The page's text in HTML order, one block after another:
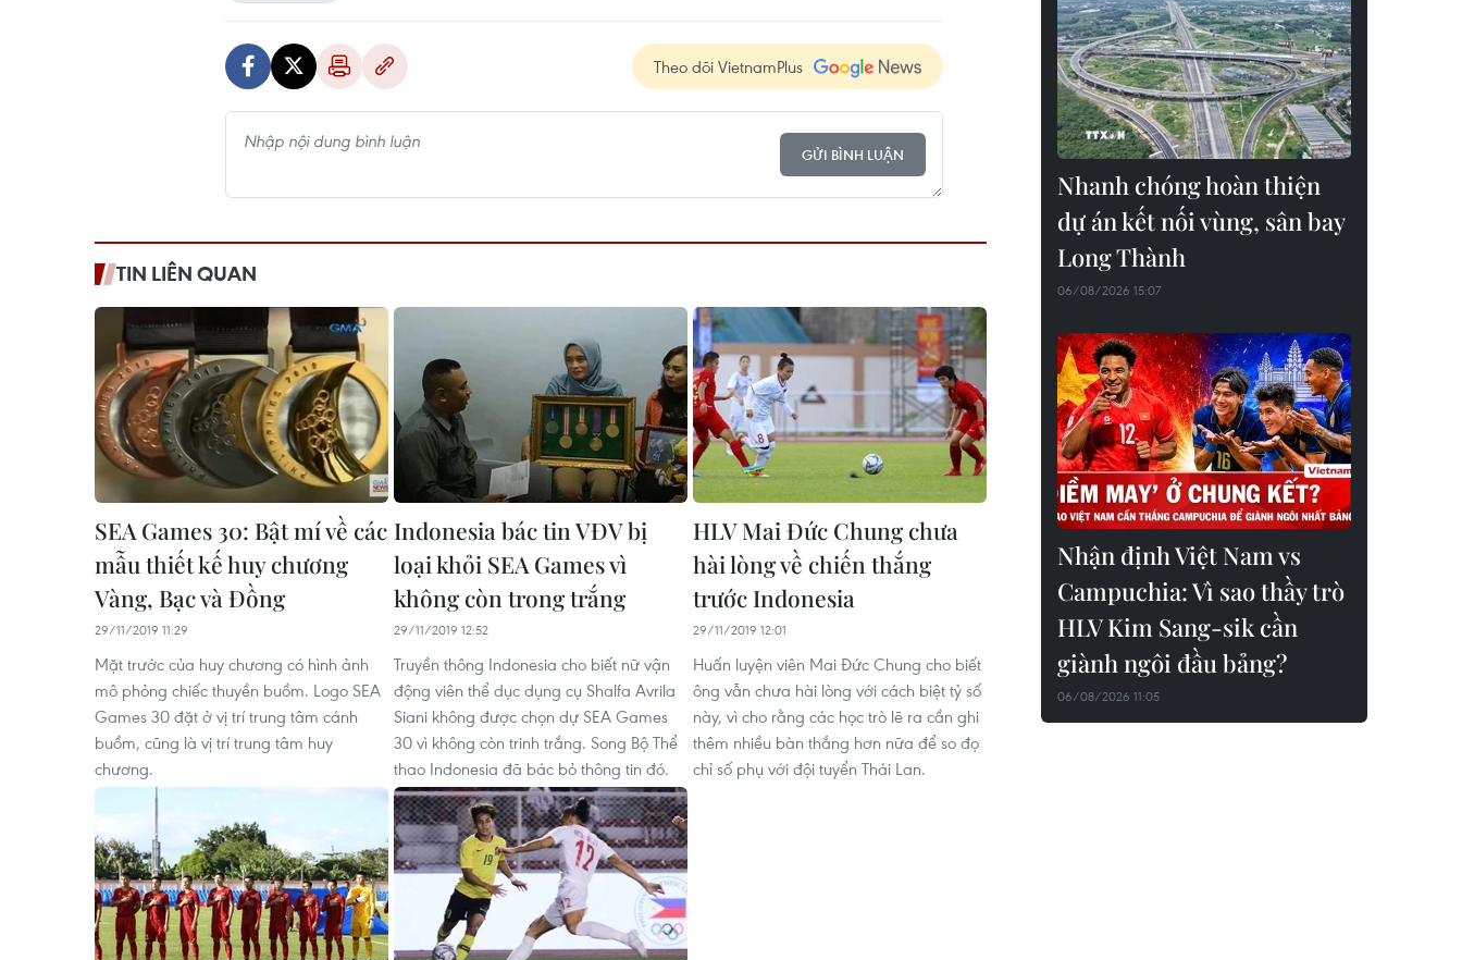
Theo dõi VietnamPlus
GỬI BÌNH LUẬN
TIN LIÊN QUAN
SEA Games 30: Bật mí về các
mẫu thiết kế huy chương
Vàng, Bạc và Đồng
29/11/2019 11:29
Mặt trước của huy chương có hình ảnh
mô phỏng chiếc thuyền buồm. Logo SEA
Games 30 đặt ở vị trí trung tâm cánh
buồm, cũng là vị trí trung tâm huy
chương.
Indonesia bác tin VĐV bị
loại khỏi SEA Games vì
không còn trong trắng
29/11/2019 12:52
Truyền thông Indonesia cho biết nữ vận
động viên thể dục dụng cụ Shalfa Avrila
Siani không được chọn dự SEA Games
30 vì không còn trinh trắng. Song Bộ Thể
thao Indonesia đã bác bỏ thông tin đó.
HLV Mai Đức Chung chưa
hài lòng về chiến thắng
trước Indonesia
29/11/2019 12:01
Huấn luyện viên Mai Đức Chung cho biết
ông vẫn chưa hài lòng với cách biệt tỷ số
này, vì cho rằng các học trò lẽ ra cần ghi
thêm nhiều bàn thắng hơn nữa để so đọ
chỉ số phụ với đội tuyển Thái Lan.
Nhanh chóng hoàn thiện
dự án kết nối vùng, sân bay
Long Thành
06/08/2026 15:07
Nhận định Việt Nam vs
Campuchia: Vì sao thầy trò
HLV Kim Sang-sik cần
giành ngôi đầu bảng?
06/08/2026 11:05